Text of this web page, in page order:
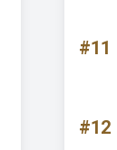
#11
#12